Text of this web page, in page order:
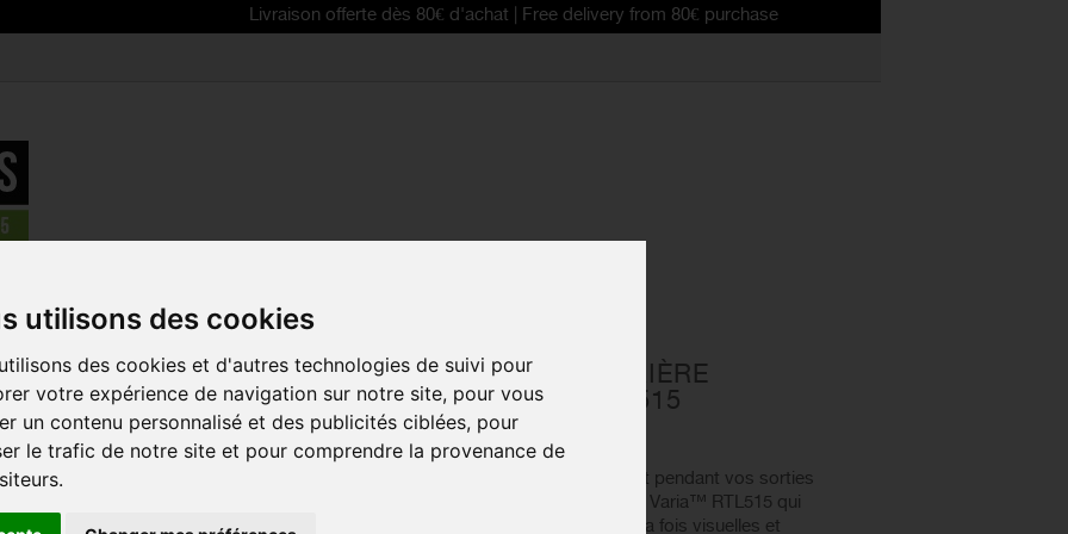
utilisons des cookies
des cookies et d'autres technologies de suivi pour
votre expérience de navigation sur notre site, pour vous
un contenu personnalisé et des publicités ciblées, pour
le trafic de notre site et pour comprendre la provenance de
Livraison offerte dès 80€ d'achat | Free delivery from 80€ purchase
de vélo arrière GARMIN Varia RTL 515
RADAR DE VÉLO ARRIÈRE
GARMIN VARIA RTL 515
Référence : 010-02377-00
Augmenter votre sécurité en ville et pendant vos sorties
vélo avec ce radar arrière GARMIN Varia™ RTL515 qui
transmet au cycliste des alertes à la fois visuelles et